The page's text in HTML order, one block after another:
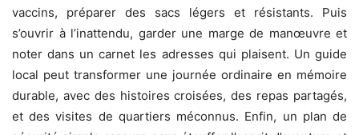
vaccins, préparer des sacs légers et résistants. Puis
s’ouvrir à l’inattendu, garder une marge de manœuvre et
noter dans un carnet les adresses qui plaisent. Un guide
local peut transformer une journée ordinaire en mémoire
durable, avec des histoires croisées, des repas partagés,
et des visites de quartiers méconnus. Enfin, un plan de